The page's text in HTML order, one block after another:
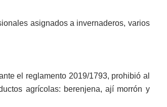
asignados a invernaderos, varios
el reglamento 2019/1793, prohibió al
agrícolas: berenjena, ají morrón y